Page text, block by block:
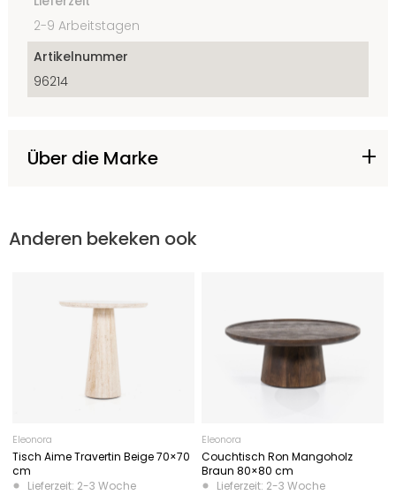
2-9 Arbeitstagen
Artikelnummer
96214
Über die Marke
Anderen bekeken ook
Eleonora
Tisch Aime Travertin Beige 70×70
cm
Lieferzeit: 2-3 Woche
Eleonora
Couchtisch Ron Mangoholz
Braun 80×80 cm
Lieferzeit: 2-3 Woche